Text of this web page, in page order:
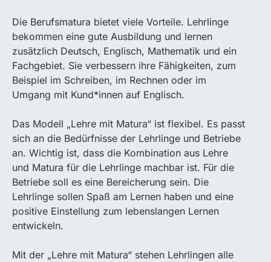
Die Berufsmatura bietet viele Vorteile. Lehrlinge
bekommen eine gute Ausbildung und lernen
zusätzlich Deutsch, Englisch, Mathematik und ein
Fachgebiet. Sie verbessern ihre Fähigkeiten, zum
Beispiel im Schreiben, im Rechnen oder im
Umgang mit Kund*innen auf Englisch.
Das Modell „Lehre mit Matura“ ist flexibel. Es passt
sich an die Bedürfnisse der Lehrlinge und Betriebe
an. Wichtig ist, dass die Kombination aus Lehre
und Matura für die Lehrlinge machbar ist. Für die
Betriebe soll es eine Bereicherung sein. Die
Lehrlinge sollen Spaß am Lernen haben und eine
positive Einstellung zum lebenslangen Lernen
entwickeln.
Mit der „Lehre mit Matura“ stehen Lehrlingen alle